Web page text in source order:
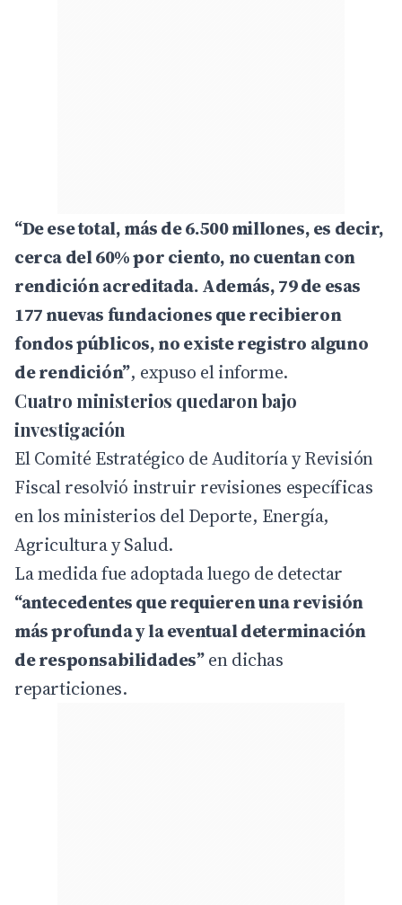
“De ese total, más de 6.500 millones, es decir,
cerca del 60% por ciento, no cuentan con
rendición acreditada. Además, 79 de esas
177 nuevas fundaciones que recibieron
fondos públicos, no existe registro alguno
de rendición”, expuso el informe.
Cuatro ministerios quedaron bajo
investigación
El Comité Estratégico de Auditoría y Revisión
Fiscal resolvió instruir revisiones específicas
en los ministerios del Deporte, Energía,
Agricultura y Salud.
La medida fue adoptada luego de detectar
“antecedentes que requieren una revisión
más profunda y la eventual determinación
de responsabilidades”en dichas
reparticiones.